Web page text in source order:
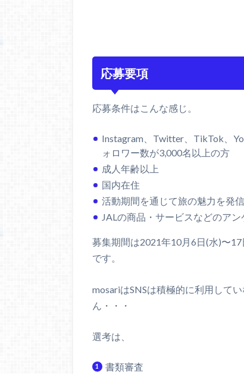
応募要項
応募条件はこんな感じ。
Instagram、Twitter、TikTok、
ォロワー数が3,000名以上の方
成人年齢以上
国内在住
活動期間を通じて旅の魅力を発
JALの商品・サービスなどのア
募集期間は2021年10月6日(水)〜
です。
mosariはSNSは積極的に利用して
ん・・・
選考は、
書類審査